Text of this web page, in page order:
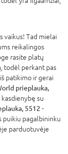
vaikus! Tad mielai
reikalingos
rasite platų
todėl perkant pas
patikimo ir gerai
prieplauka,
su
5512 -
puikiu pagalbininku
parduotuvėje